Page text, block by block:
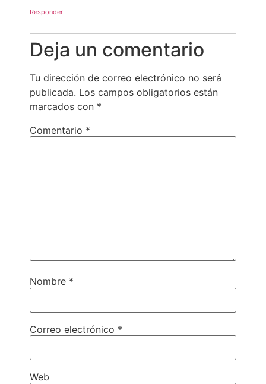
Responder
Deja un comentario
Tu dirección de correo electrónico no será
publicada. Los campos obligatorios están
marcados con *
Comentario *
Nombre *
Correo electrónico *
Web